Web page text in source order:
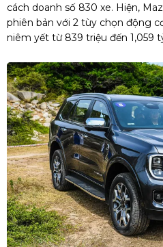
cách doanh số 830 xe. Hiện,
phiên bản với 2 tùy chọn động
niêm yết từ 839 triệu đến 1,059